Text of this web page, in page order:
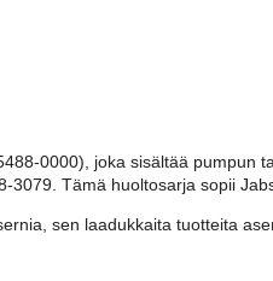
0000), joka sisältää pumpun
3079. Tämä huoltosarja sopii
sen laadukkaita tuotteita